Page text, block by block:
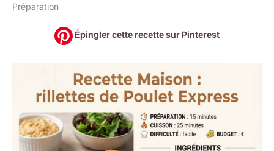
Préparation
Épingler cette recette sur Pinterest